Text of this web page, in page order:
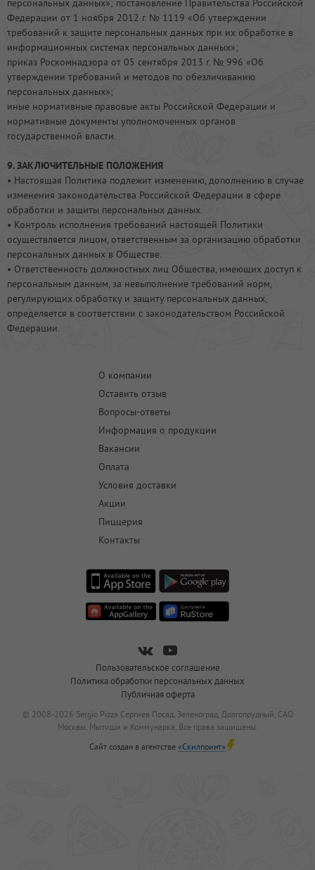
персональных данных»; постановление Правительства Российской
Федерации от 1 ноября 2012 г. № 1119 «Об утверждении
требований к защите персональных данных при их обработке в
информационных системах персональных данных»;
приказ Роскомнадзора от 05 сентября 2013 г. № 996 «Об
утверждении требований и методов по обезличиванию
персональных данных»;
иные нормативные правовые акты Российской Федерации и
нормативные документы уполномоченных органов
государственной власти.
9. ЗАКЛЮЧИТЕЛЬНЫЕ ПОЛОЖЕНИЯ
• Настоящая Политика подлежит изменению, дополнению в случае
изменения законодательства Российской Федерации в сфере
обработки и защиты персональных данных.
• Контроль исполнения требований настоящей Политики
осуществляется лицом, ответственным за организацию обработки
персональных данных в Обществе.
• Ответственность должностных лиц Общества, имеющих доступ к
персональным данным, за невыполнение требований норм,
регулирующих обработку и защиту персональных данных,
определяется в соответствии с законодательством Российской
Федерации.
О компании
Оставить отзыв
Вопросы-ответы
Информация о продукции
Вакансии
Оплата
Условия доставки
Акции
Пиццерия
Контакты
Пользовательское соглашение
Политика обработки персональных данных
Публичная оферта
© 2008-2026 Sergio Pizza Сергиев Посад, Зеленоград, Долгопрудный, САО
Москвы, Мытищи и Коммунарка. Все права защищены.
Сайт создан в агентстве «Скилпоинт»